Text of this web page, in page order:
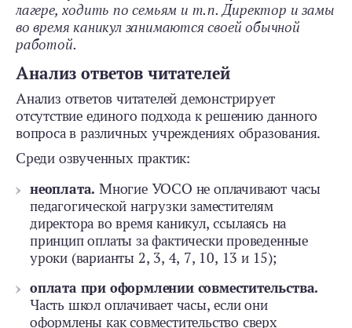
лагере, ходить по семьям и т. п. Директор и замы
во время каникул занимаются своей обычной
работой.
Анализ ответов читателей
Анализ ответов читателей демонстрирует
отсутствие единого подхода к решению данного
вопроса в различных учреждениях образования.
Среди озвученных практик:
неоплата. Многие УОСО не оплачивают часы
педагогической нагрузки заместителям
директора во время каникул, ссылаясь на
принцип оплаты за фактически проведенные
уроки (варианты 2, 3, 4, 7, 10, 13 и 15);
оплата при оформлении совместительства.
Часть школ оплачивает часы, если они
оформлены как совместительство сверх